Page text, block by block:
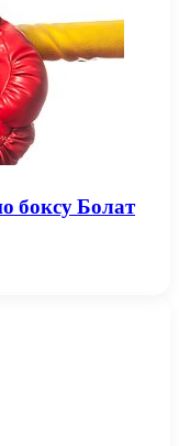
боксу Болат